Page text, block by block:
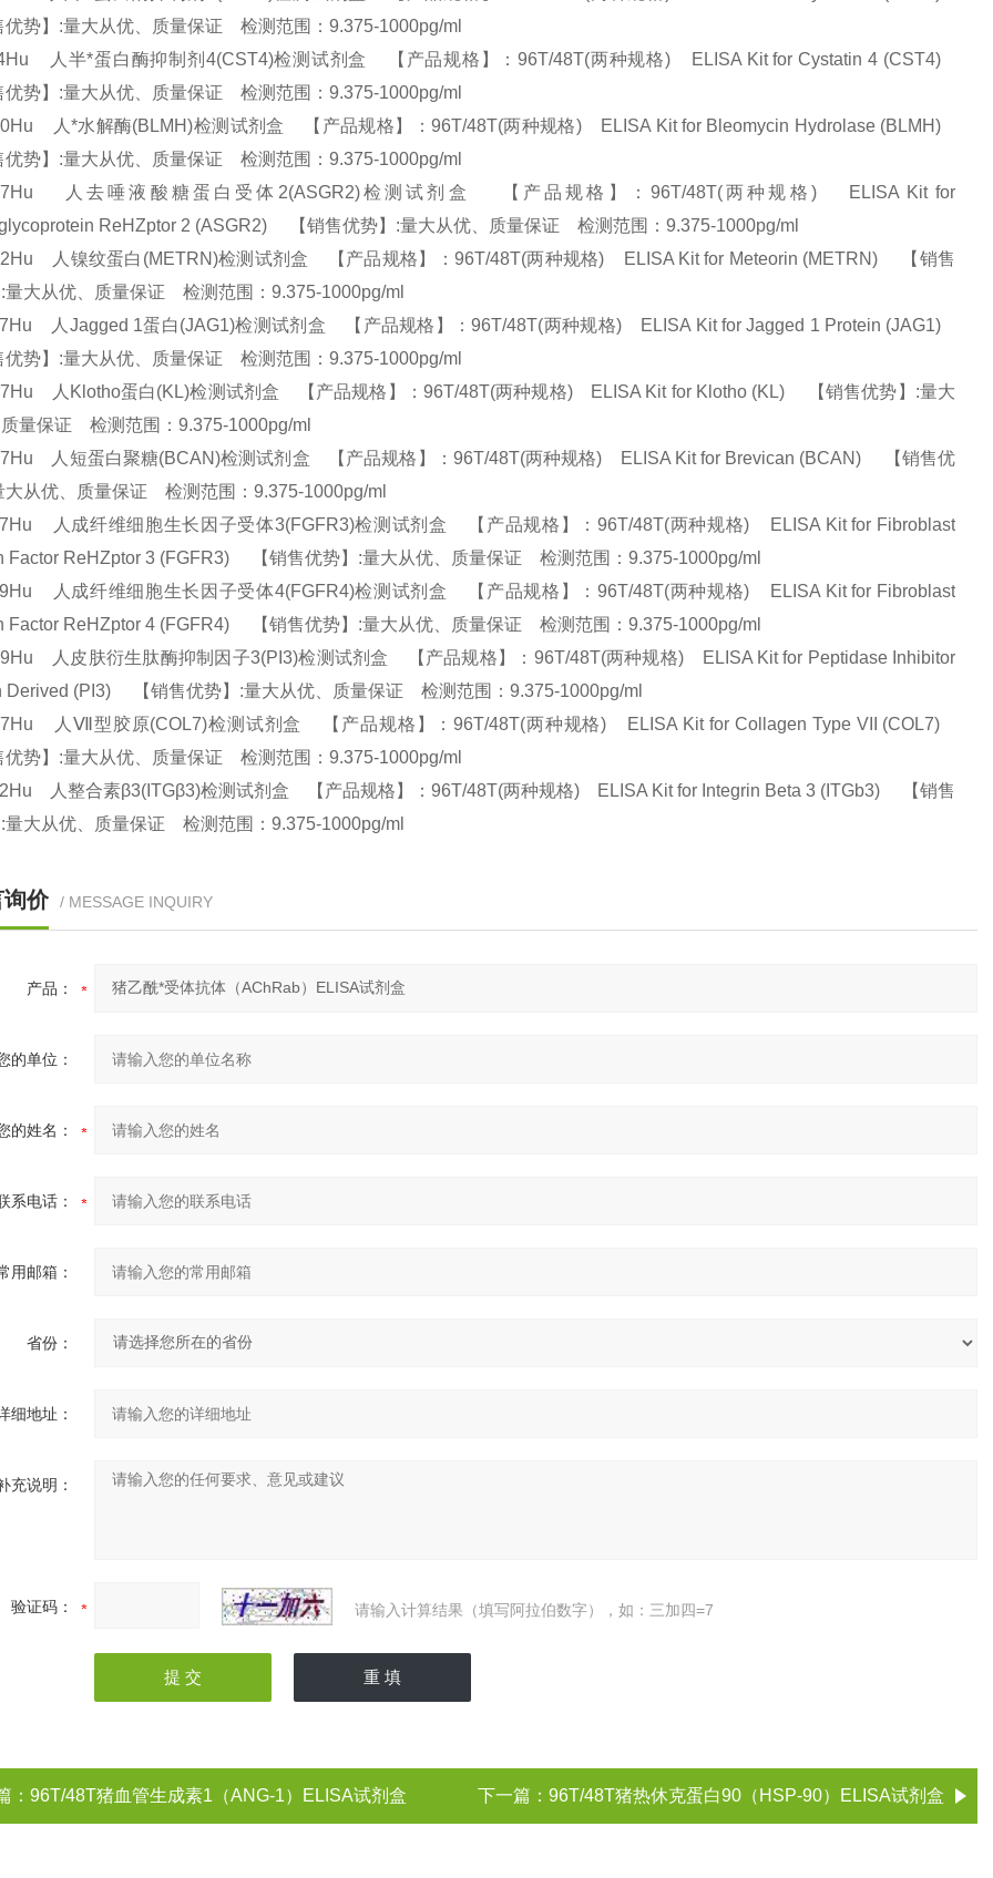
势】:量大从优、质量保证 检测范围：9.375-1000pg/ml
人半*蛋白酶抑制剂4(CST4)检测试剂盒 【产品规格】：96T/48T(两种规格) ELISA Kit for Cystatin 4 (CST4)
势】:量大从优、质量保证 检测范围：9.375-1000pg/ml
人*水解酶(BLMH)检测试剂盒 【产品规格】：96T/48T(两种规格) ELISA Kit for Bleomycin Hydrolase (BLMH)
势】:量大从优、质量保证 检测范围：9.375-1000pg/ml
人去唾液酸糖蛋白受体2(ASGR2)检测试剂盒 【产品规格】：96T/48T(两种规格) ELISA Kit for
ReHZptor 2 (ASGR2) 【销售优势】:量大从优、质量保证 检测范围：9.375-1000pg/ml
人镍纹蛋白(METRN)检测试剂盒 【产品规格】：96T/48T(两种规格) ELISA Kit for Meteorin (METRN) 【销售
量大从优、质量保证 检测范围：9.375-1000pg/ml
人Jagged 1蛋白(JAG1)检测试剂盒 【产品规格】：96T/48T(两种规格) ELISA Kit for Jagged 1 Protein (JAG1)
势】:量大从优、质量保证 检测范围：9.375-1000pg/ml
人Klotho蛋白(KL)检测试剂盒 【产品规格】：96T/48T(两种规格) ELISA Kit for Klotho (KL) 【销售优势】:量大
质量保证 检测范围：9.375-1000pg/ml
人短蛋白聚糖(BCAN)检测试剂盒 【产品规格】：96T/48T(两种规格) ELISA Kit for Brevican (BCAN) 【销售优
大从优、质量保证 检测范围：9.375-1000pg/ml
人成纤维细胞生长因子受体3(FGFR3)检测试剂盒 【产品规格】：96T/48T(两种规格) ELISA Kit for Fibroblast
Factor ReHZptor 3 (FGFR3) 【销售优势】:量大从优、质量保证 检测范围：9.375-1000pg/ml
人成纤维细胞生长因子受体4(FGFR4)检测试剂盒 【产品规格】：96T/48T(两种规格) ELISA Kit for Fibroblast
Factor ReHZptor 4 (FGFR4) 【销售优势】:量大从优、质量保证 检测范围：9.375-1000pg/ml
人皮肤衍生肽酶抑制因子3(PI3)检测试剂盒 【产品规格】：96T/48T(两种规格) ELISA Kit for Peptidase Inhibitor
Derived (PI3) 【销售优势】:量大从优、质量保证 检测范围：9.375-1000pg/ml
人Ⅶ型胶原(COL7)检测试剂盒 【产品规格】：96T/48T(两种规格) ELISA Kit for Collagen Type VII (COL7)
势】:量大从优、质量保证 检测范围：9.375-1000pg/ml
人整合素β3(ITGβ3)检测试剂盒 【产品规格】：96T/48T(两种规格) ELISA Kit for Integrin Beta 3 (ITGb3) 【销售
量大从优、质量保证 检测范围：9.375-1000pg/ml
价 / MESSAGE INQUIRY
产品：
的单位：
的姓名：
系电话：
用邮箱：
省份：
细地址：
充说明：
验证码： 请输入计算结果（填写阿拉伯数字），如：三加四=7
： 96T/48T猪血管生成素1（ANG-1）ELISA试剂盒 下一篇： 96T/48T猪热休克蛋白90（HSP-90）ELISA试剂盒